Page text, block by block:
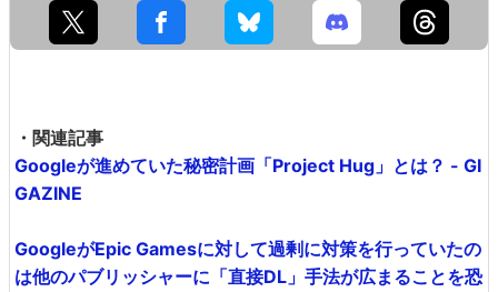
・関連記事
Googleが進めていた秘密計画「Project Hug」とは？ - GI
GAZINE
GoogleがEpic Gamesに対して過剰に対策を行っていたの
は他のパブリッシャーに「直接DL」手法が広まることを恐